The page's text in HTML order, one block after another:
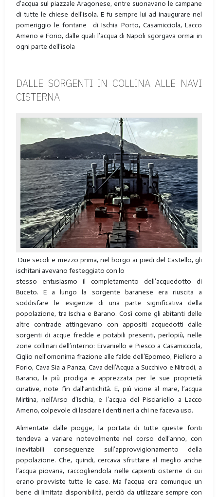
d’acqua sul piazzale Aragonese, entre suonavano le campane
di tutte le chiese dell’isola. E fu sempre lui ad inaugurare nel
pomeriggio le fontane di Ischia Porto, Casamicciola, Lacco
Ameno e Forio, dalle quali l’acqua di Napoli sgorgava ormai in
ogni parte dell’isola
DALLE SORGENTI IN COLLINA ALLE NAVI
CISTERNA
Due secoli e mezzo prima, nel borgo ai piedi del Castello, gli
ischitani avevano festeggiato con lo
stesso entusiasmo il completamento dell’acquedotto di
Buceto. E a lungo la sorgente baranese era riuscita a
soddisfare le esigenze di una parte significativa della
popolazione, tra Ischia e Barano. Così come gli abitanti delle
altre contrade attingevano con appositi acquedotti dalle
sorgenti di acque fredde e potabili presenti, perlopiù, nelle
zone collinari dell’interno: Ervaniello e Piesco a Casamicciola,
Ciglio nell’omonima frazione alle falde dell’Epomeo, Piellero a
Forio, Cava Sia a Panza, Cava dell’Acqua a Succhivo e Nitrodi, a
Barano, la più prodiga e apprezzata per le sue proprietà
curative, note fin dall’antichità. E, più vicine al mare, l’acqua
Mirtina, nell’Arso d’Ischia, e l’acqua del Pisciariello a Lacco
Ameno, colpevole di lasciare i denti neri a chi ne faceva uso.
Alimentate dalle piogge, la portata di tutte queste fonti
tendeva a variare notevolmente nel corso dell’anno, con
inevitabili conseguenze sull’approvvigionamento della
popolazione. Che, quindi, cercava sfruttare al meglio anche
l’acqua piovana, raccogliendola nelle capienti cisterne di cui
erano provviste tutte le case. Ma l’acqua era comunque un
bene di limitata disponibilità, perciò da utilizzare sempre con